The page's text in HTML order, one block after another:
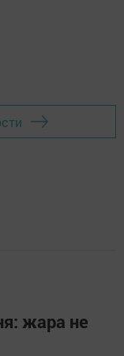
жара не